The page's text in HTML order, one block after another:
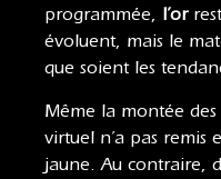
programmée, l’or
évoluent, mais le
que soient les
Même la montée
virtuel n’a pas remis
jaune. Au contraire,